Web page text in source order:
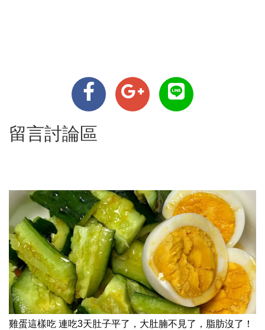
留言討論區
雞蛋這樣吃 連吃3天肚子平了，大肚腩不見了，脂肪沒了！